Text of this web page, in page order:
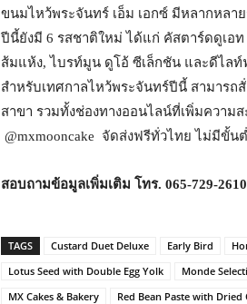
ขนมไหว้พระจันทร์ เอ็ม เอกซ์ มีหลากหลา
ปีนี้ยังมี 6 รสชาติใหม่ ได้แก่ คัสตาร์ดดูเอ
ส้มแห้ง, ไบรท์มูน ดูโอ้ ซีเล็กชัน และดีไล
สำหรับเทศกาลไหว้พระจันทร์ปีนี้ สามารถสั่
สาขา รวมทั้งช่องทางออนไลน์ที่เพิ่มความ
@mxmooncake จัดส่งฟรีทั่วไทย ไม่มีขั้น
สอบถามข้อมูลเพิ่มเติม โทร. 065-729-2610
TAGS Custard Duet Deluxe Early Bird
Lotus Seed with Double Egg Yolk
Monde
MX Cakes & Bakery
Red Bean Paste with Dried